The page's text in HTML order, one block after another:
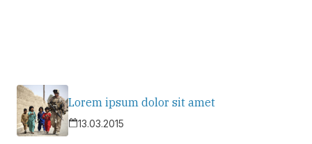
Lorem ipsum dolor sit amet
13.03.2015